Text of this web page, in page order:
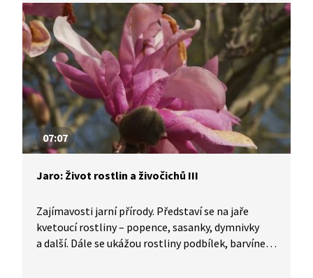
cestách. Na jaře tu kvete rojovník bahenní, v létě
dozrávají borůvky a brusinky. Také tu roste
suchopýr, vlochyně nebo borovice blatka.
07:07
Jaro: Život rostlin a živočichů III
Zajímavosti jarní přírody. Představí se na jaře
kvetoucí rostliny – popence, sasanky, dymnivky
a další. Dále se ukážou rostliny podbílek, barvínek